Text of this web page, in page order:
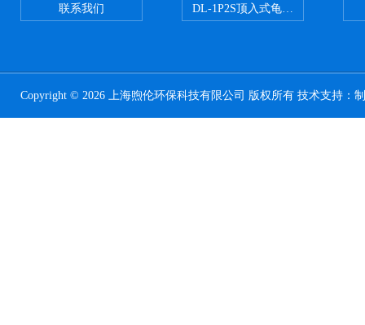
联系我们 DL-1P2S顶入式龟背过滤器
Copyright © 2026 上海煦伦环保科技有限公司 版权所有 技术支持：